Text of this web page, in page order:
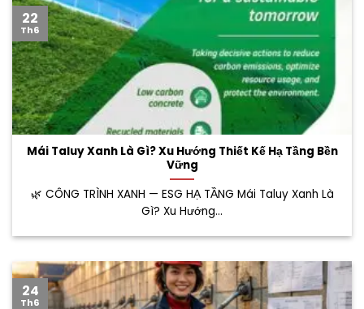
Mái Taluy Xanh Là Gì? Xu Hướng Thiết Kế Hạ Tầng Bền
Vững
🌿 CÔNG TRÌNH XANH — ESG HẠ TẦNG Mái Taluy Xanh Là
Gì? Xu Hướng...
22
Th6
24
Th6